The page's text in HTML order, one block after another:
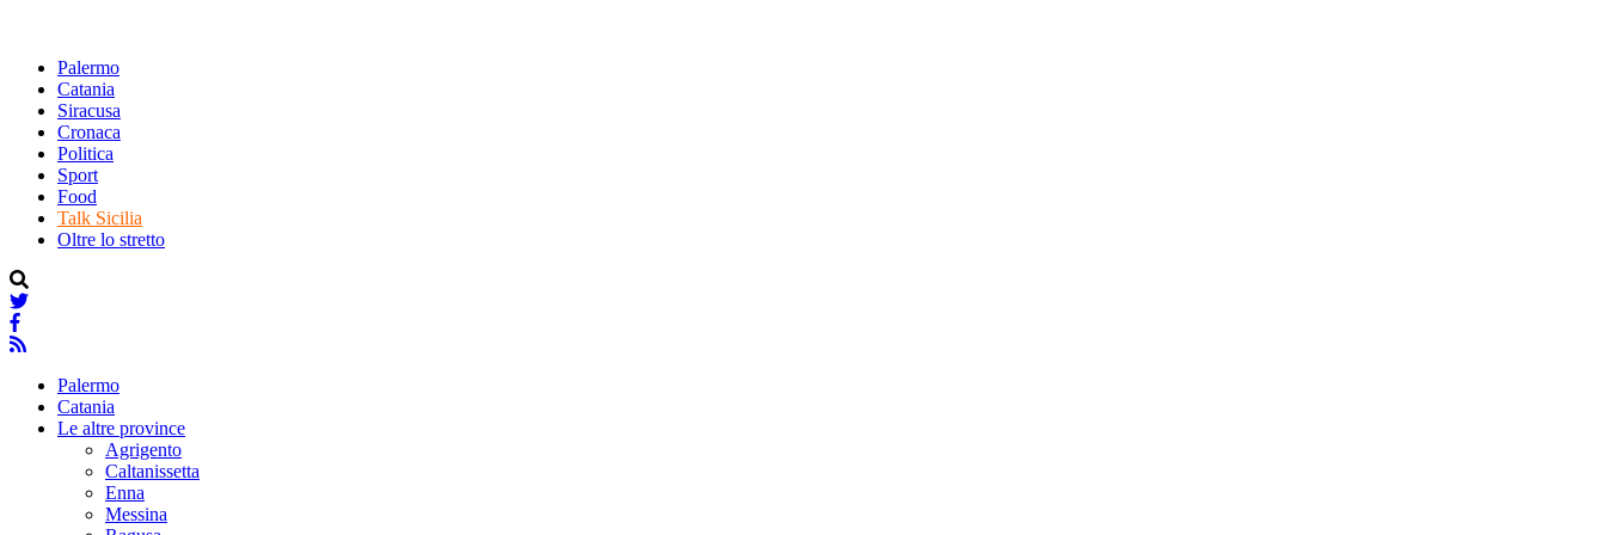
Palermo
Catania
Siracusa
Cronaca
Politica
Sport
Food
Talk Sicilia
Oltre lo stretto
Palermo
Catania
Le altre province
Agrigento
Caltanissetta
Enna
Messina